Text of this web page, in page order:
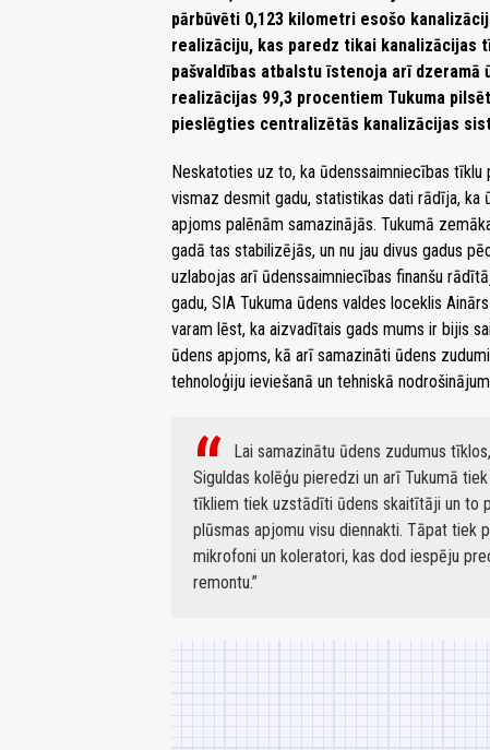
pārbūvēti 0,123 kilometri esošo
realizāciju, kas paredz tikai kanalizācijas
pašvaldības atbalstu īstenoja arī dzeramā
realizācijas 99,3 procentiem Tukuma
pieslēgties centralizētās kanalizācijas
Neskatoties uz to, ka ūdenssaimniecības
vismaz desmit gadu, statistikas dati rādīja,
apjoms palēnām samazinājās. Tukumā
gadā tas stabilizējās, un nu jau divus gadus
uzlabojas arī ūdenssaimniecības finanšu
gadu, SIA Tukuma ūdens valdes loceklis
varam lēst, ka aizvadītais gads mums ir bijis
ūdens apjoms, kā arī samazināti ūdens
tehnoloģiju ieviešanā un tehniskā
Lai samazinātu ūdens zudumus
Siguldas kolēģu pieredzi un arī Tukumā
tīkliem tiek uzstādīti ūdens skaitītāji un to
plūsmas apjomu visu diennakti. Tāpat tiek
mikrofoni un koleratori, kas dod iespēju
remontu.